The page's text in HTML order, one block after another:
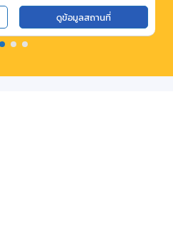
ดูข้อมูลสถานที่